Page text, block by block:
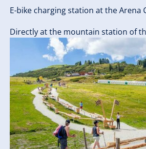
E-bike charging station at the Arena
Directly at the mountain station of